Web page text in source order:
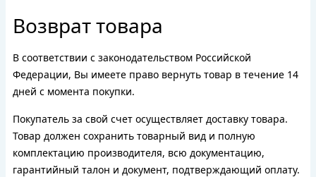
Возврат товара
В соответствии с законодательством Российской
Федерации, Вы имеете право вернуть товар в течение 14
дней с момента покупки.
Покупатель за свой счет осуществляет доставку товара.
Товар должен сохранить товарный вид и полную
комплектацию производителя, всю документацию,
гарантийный талон и документ, подтверждающий оплату.